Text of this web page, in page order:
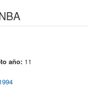
año: 11